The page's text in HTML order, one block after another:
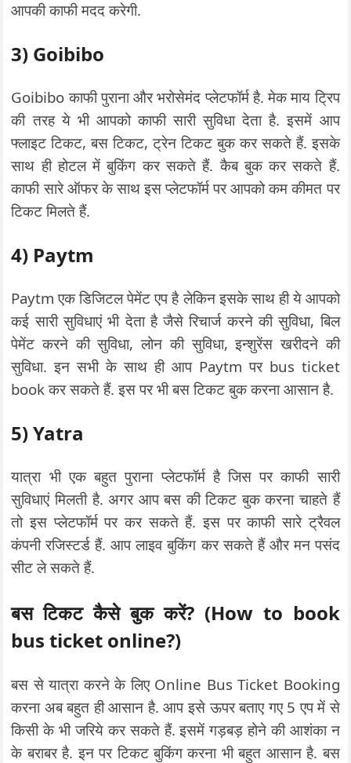
आपकी काफी मदद करेगी.
3) Goibibo
Goibibo काफी पुराना और भरोसेमंद प्लेटफॉर्म है. मेक माय ट्रिप
की तरह ये भी आपको काफी सारी सुविधा देता है. इसमें आप
फ्लाइट टिकट, बस टिकट, ट्रेन टिकट बुक कर सकते हैं. इसके
साथ ही होटल में बुकिंग कर सकते हैं. कैब बुक कर सकते हैं.
काफी सारे ऑफर के साथ इस प्लेटफॉर्म पर आपको कम कीमत पर
टिकट मिलते हैं.
4) Paytm
Paytm एक डिजिटल पेमेंट एप है लेकिन इसके साथ ही ये आपको
कई सारी सुविधाएं भी देता है जैसे रिचार्ज करने की सुविधा, बिल
पेमेंट करने की सुविधा, लोन की सुविधा, इन्शुरेंस खरीदने की
सुविधा. इन सभी के साथ ही आप Paytm पर bus ticket
book कर सकते हैं. इस पर भी बस टिकट बुक करना आसान है.
5) Yatra
यात्रा भी एक बहुत पुराना प्लेटफॉर्म है जिस पर काफी सारी
सुविधाएं मिलती है. अगर आप बस की टिकट बुक करना चाहते हैं
तो इस प्लेटफॉर्म पर कर सकते हैं. इस पर काफी सारे ट्रैवल
कंपनी रजिस्टर्ड हैं. आप लाइव बुकिंग कर सकते हैं और मन पसंद
सीट ले सकते हैं.
बस टिकट कैसे बुक करें? (How to book
bus ticket online?)
बस से यात्रा करने के लिए Online Bus Ticket Booking
करना अब बहुत ही आसान है. आप इसे ऊपर बताए गए 5 एप में से
किसी के भी जरिये कर सकते हैं. इसमें गड़बड़ होने की आशंका न
के बराबर है. इन पर टिकट बुकिंग करना भी बहुत आसान है. बस